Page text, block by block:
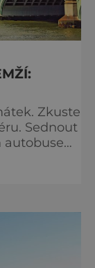
Zkuste
Sednout
Nelson.
toho